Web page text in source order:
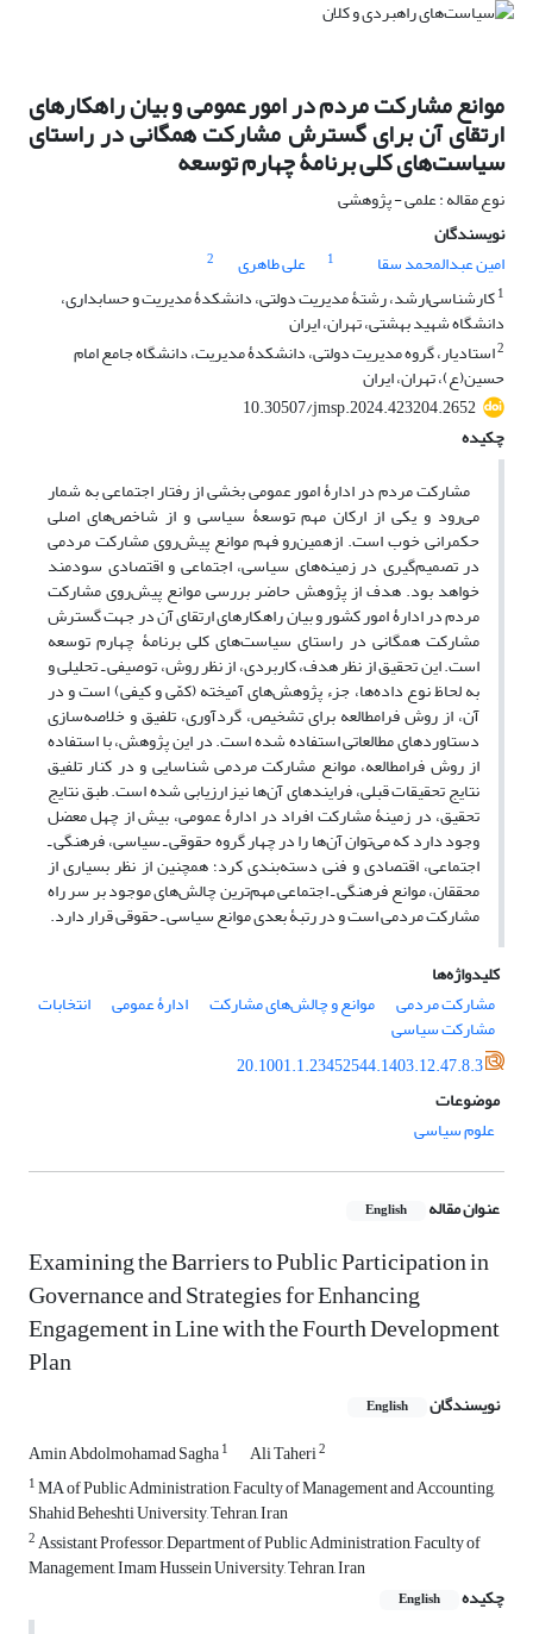
موانع مشارکت مردم در امور عمومی و بیان راهکارهای
ارتقای آن برای گسترش مشارکت همگانی در راستای
سیاست‌های کلی برنامۀ چهارم توسعه
نوع مقاله : علمی - پژوهشی
نویسندگان
امین عبدالمحمد سقا
1 علی طاهری
2
1کارشناسی‌ارشد، رشتۀ مدیریت دولتی، دانشکدۀ مدیریت و حسابداری،
دانشگاه شهید بهشتی، تهران، ایران
2استادیار، گروه مدیریت دولتی، دانشکدۀ مدیریت، دانشگاه جامع امام
حسین‌(ع)، تهران، ایران
10.30507/jmsp.2024.423204.2652
چکیده
مشارکت مردم در ادارۀ امور عمومی بخشی از رفتار اجتماعی به شمار
می‌رود و یکی از ارکان مهم توسعۀ سیاسی و از شاخص‌های اصلی
حکمرانی خوب است. ازهمین‌رو فهم موانع پیش‌روی مشارکت مردمی
در تصمیم‌گیری در زمینه‌های سیاسی، اجتماعی و اقتصادی سودمند
خواهد بود. هدف از پژوهش حاضر بررسی موانع پیش‌روی مشارکت
مردم در ادارۀ امور کشور و بیان راهکارهای ارتقای آن در جهت گسترش
مشارکت همگانی در راستای سیاست‌های کلی برنامۀ چهارم توسعه
است. این تحقیق از نظر هدف، کاربردی، از نظر روش، توصیفی ـ تحلیلی و
به لحاظ نوع داده‌ها، جزء پژوهش‌های آمیخته (کمّی و کیفی) است و در
آن، از روش فرامطالعه برای تشخیص، گردآوری، تلفیق و خلاصه‌سازی
دستاوردهای مطالعاتی استفاده شده است. در این پژوهش، با استفاده
از روش فرامطالعه، موانع مشارکت مردمی شناسایی و در کنار تلفیق
نتایج تحقیقات قبلی، فرایندهای آن‌ها نیز ارزیابی شده است. طبق نتایج
تحقیق، در زمینۀ مشارکت افراد در ادارۀ عمومی، بیش از چهل معضل
وجود دارد که می‌توان آن‌ها را در چهار گروه حقوقی ـ سیاسی، فرهنگی ـ
اجتماعی، اقتصادی و فنی دسته‌بندی کرد؛ همچنین از نظر بسیاری از
محققان، موانع فرهنگی ـ اجتماعی مهم‌ترین چالش‌های موجود بر سر راه
مشارکت مردمی است و در رتبۀ بعدی موانع سیاسی ـ حقوقی قرار دارد.
کلیدواژه‌ها
مشارکت مردمی
موانع و چالش‌های مشارکت ادارۀ عمومی انتخابات
مشارکت سیاسی
20.1001.1.23452544.1403.12.47.8.3
موضوعات
علوم سیاسی
عنوان مقاله English
Examining the Barriers to Public Participation in
Governance and Strategies for Enhancing
Engagement in Line with the Fourth Development
Plan
نویسندگان English
Amin Abdolmohamad Sagha1 Ali Taheri2
1MA of Public Administration, Faculty of Management and Accounting,
Shahid Beheshti University, Tehran, Iran
2Assistant Professor, Department of Public Administration, Faculty of
Management, Imam Hussein University, Tehran, Iran
چکیده
English